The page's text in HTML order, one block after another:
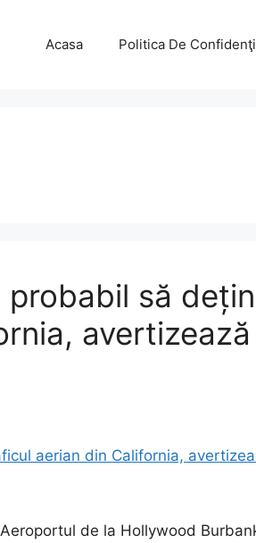
Acasa Politica De
să
avertizează
de la Hollywood